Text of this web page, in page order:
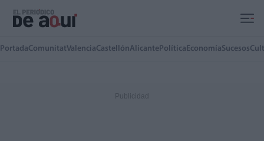
PortadaComunitatValenciaCastellónAlicante Política EconomíaSucesos